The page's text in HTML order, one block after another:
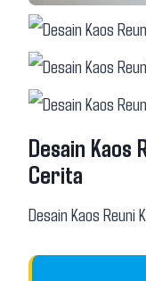
Desain Kaos
Cerita
Desain Kaos Reuni